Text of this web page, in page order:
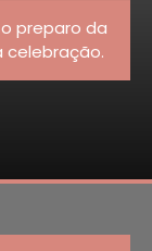
preparo da
celebração.